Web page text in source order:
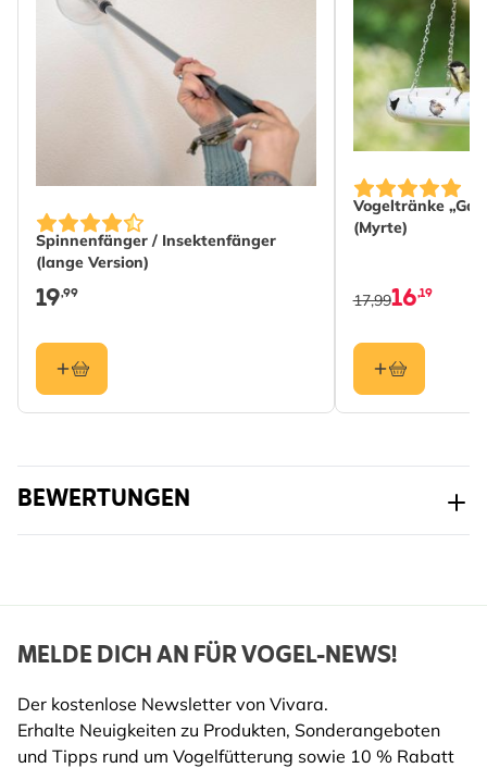
Länge
Spinnenfänger / Insektenfänger
(lange Version)
19,99
Vogeltränke
(Myrte)
16,19
17,99
BEWERTUNGEN
MELDE DICH AN FÜR VOGEL-NEWS!
Der kostenlose Newsletter von Vivara.
Erhalte Neuigkeiten zu Produkten, Sonderangeboten
und Tipps rund um Vogelfütterung sowie 10 % Rabatt